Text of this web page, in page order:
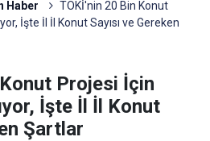
Haber
TOKİ'nin 20 Bin Konut
İşte İl İl Konut Sayısı ve Gereken
Projesi İçin
İşte İl İl Konut
Şartlar